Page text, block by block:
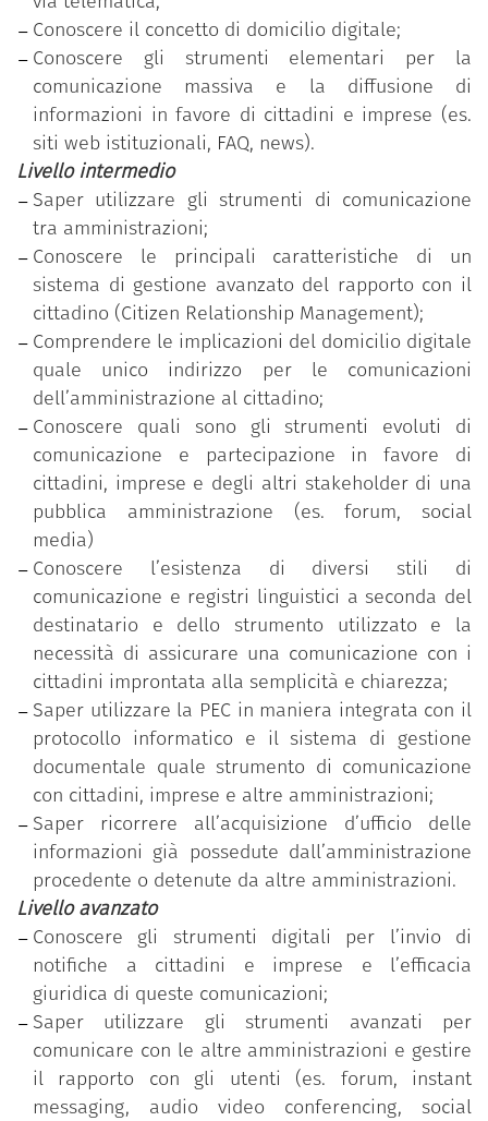
superato con successo il test di verifica delle
competenze acquisite, relativo al livello di
padronanza più elevato (avanzato).
Conoscere il concetto di domicilio digitale;
Conoscere gli strumenti elementari per la
comunicazione massiva e la diffusione di
informazioni in favore di cittadini e imprese (es.
siti web istituzionali, FAQ, news).
Livello intermedio
Saper utilizzare gli strumenti di comunicazione
tra amministrazioni;
Conoscere le principali caratteristiche di un
sistema di gestione avanzato del rapporto con il
cittadino (Citizen Relationship Management);
Comprendere le implicazioni del domicilio digitale
quale unico indirizzo per le comunicazioni
dell’amministrazione al cittadino;
Conoscere quali sono gli strumenti evoluti di
comunicazione e partecipazione in favore di
cittadini, imprese e degli altri stakeholder di una
pubblica amministrazione (es. forum, social
media)
Conoscere l’esistenza di diversi stili di
comunicazione e registri linguistici a seconda del
destinatario e dello strumento utilizzato e la
necessità di assicurare una comunicazione con i
cittadini improntata alla semplicità e chiarezza;
Saper utilizzare la PEC in maniera integrata con il
protocollo informatico e il sistema di gestione
documentale quale strumento di comunicazione
con cittadini, imprese e altre amministrazioni;
Saper ricorrere all’acquisizione d’ufficio delle
informazioni già possedute dall’amministrazione
procedente o detenute da altre amministrazioni.
Livello avanzato
Conoscere gli strumenti digitali per l’invio di
notifiche a cittadini e imprese e l’efficacia
giuridica di queste comunicazioni;
Saper utilizzare gli strumenti avanzati per
comunicare con le altre amministrazioni e gestire
il rapporto con gli utenti (es. forum, instant
messaging, audio video conferencing, social